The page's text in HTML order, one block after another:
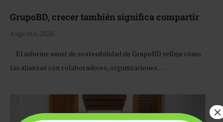
GrupoBD, crecer también significa compartir
4 agosto, 2026
El informe anual de sostenibilidad de GrupoBD refleja cómo
las alianzas con colaboradores, organizaciones …
×